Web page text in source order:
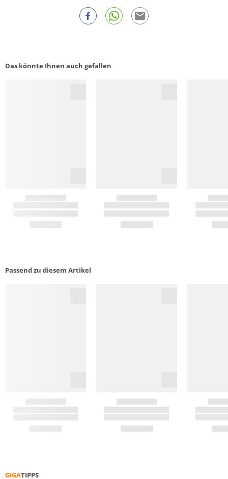
Das könnte Ihnen auch gefallen
Passend zu diesem Artikel
GIGATIPPS